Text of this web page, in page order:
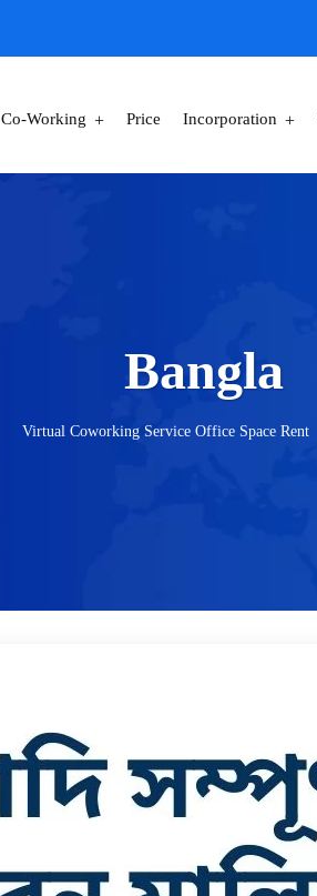
Co-Working Price Incorporation
Bangla
Virtual Coworking Service Office Space Rent